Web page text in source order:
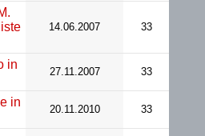
14.06.2007 33
27.11.2007 33
20.11.2010 33